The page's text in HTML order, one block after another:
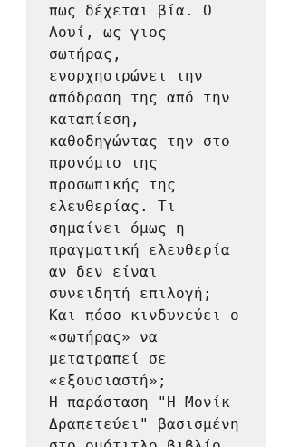
πως δέχεται βία. Ο
Λουί, ως γιος
σωτήρας,
ενορχηστρώνει την
απόδραση της από την
καταπίεση,
καθοδηγώντας την στο
προνόμιο της
προσωπικής της
ελευθερίας. Τι
σημαίνει όμως η
πραγματική ελευθερία
αν δεν είναι
συνειδητή επιλογή;
Και πόσο κινδυνεύει ο
«σωτήρας» να
μετατραπεί σε
«εξουσιαστή»;
Η παράσταση "Η Μονίκ
Δραπετεύει" βασισμένη